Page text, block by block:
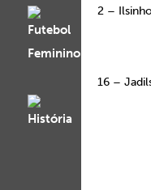
2 –
16 –